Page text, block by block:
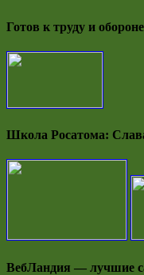
Готов к труду и обороне
Школа Росатома:
ВебЛандия — лучшие